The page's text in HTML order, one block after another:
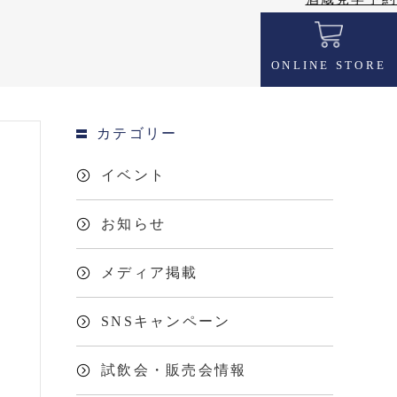
ONLINE STORE
カテゴリー
イベント
お知らせ
メディア掲載
SNSキャンペーン
試飲会・販売会情報